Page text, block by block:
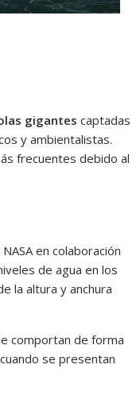
gigantes captadas
y ambientalistas.
frecuentes debido al
en colaboración
de agua en los
la altura y anchura
comportan de forma
se presentan